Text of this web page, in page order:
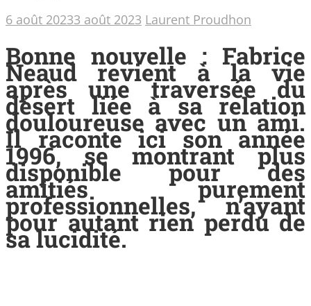
6 août 20233 août 2023 Laurent Proudhon
Bonne nouvelle : Fabrice
Neaud revient à la vie
après une traversée du
désert liée à sa relation
douloureuse avec un ami.
Il raconte ici son année
1996, se montrant plus
disponible pour des
amitiés purement
professionnelles, n’ayant
pour autant rien perdu de
sa lucidité.